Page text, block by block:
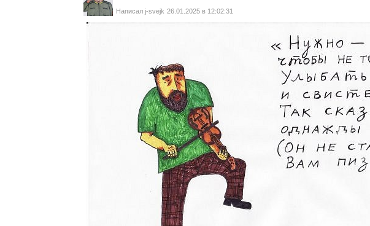
Написал j-svejk 26.01.2025 в 12:02:31